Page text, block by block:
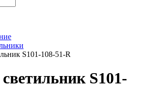
S101-108-51-R
S101-